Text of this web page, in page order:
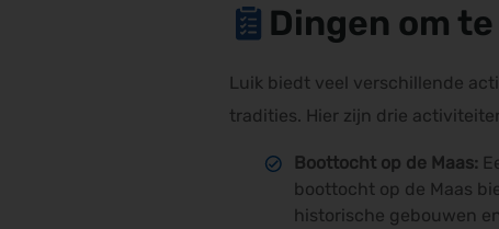
Dingen om
Luik biedt veel verschillende
tradities. Hier zijn drie
Boottocht op de Maas:
boottocht op de Maas
historische gebouwen